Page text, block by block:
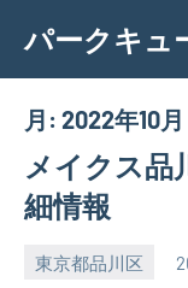
content
パークキュ
月: 2022年10月
メイクス品
細情報
東京都品川区
SEZIMO